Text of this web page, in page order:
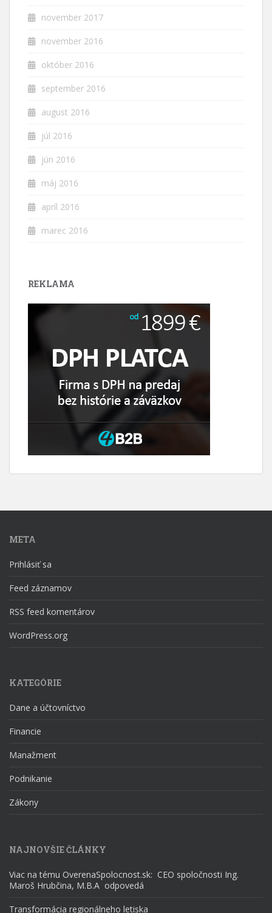
november 2017
november 2016
október 2016
september 2016
august 2016
júl 2016
jún 2016
máj 2016
apríl 2016
marec 2016
REKLAMA
META
Prihlásiť sa
Feed záznamov
RSS feed komentárov
WordPress.org
KATEGÓRIE
Dane a účtovníctvo
Financie
Manažment
Podnikanie
Zákony
NAJNOVŠIE ČLÁNKY
Viac na tému OverenaSpolocnost.sk: CEO spoločnosti Ing.
Maroš Hrubčina, M.B.A odpovedá
Transformácia regionálneho letiska